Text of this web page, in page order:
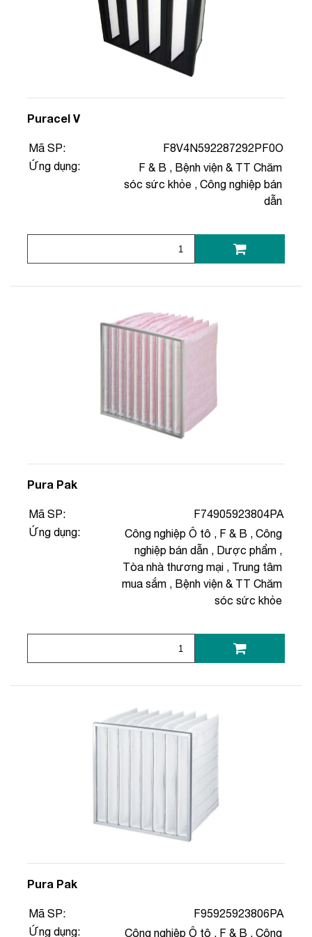
Puracel V
Mã SP:
F8V4N592287292PF0O
Ứng dụng:
F & B , Bệnh viện & TT Chăm
sóc sức khỏe , Công nghiệp bán
dẫn
Pura Pak
Mã SP:
F74905923804PA
Ứng dụng:
Công nghiệp Ô tô , F & B , Công
nghiệp bán dẫn , Dược phẩm ,
Tòa nhà thương mại , Trung tâm
mua sắm , Bệnh viện & TT Chăm
sóc sức khỏe
Pura Pak
Mã SP:
F95925923806PA
Ứng dụng:
Công nghiệp Ô tô , F & B , Công